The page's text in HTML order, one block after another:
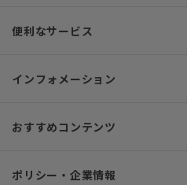
※税表記がないものはすべ
キャンペーン情報
ご利用ガイド
便利なサービス